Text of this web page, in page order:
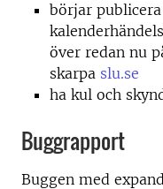
börjar
över redan nu
skarpa slu.se
ha kul och
Buggrapport
Buggen med